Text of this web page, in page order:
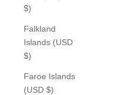
$)
Falkland
Islands (USD
$)
Faroe Islands
(USD $)